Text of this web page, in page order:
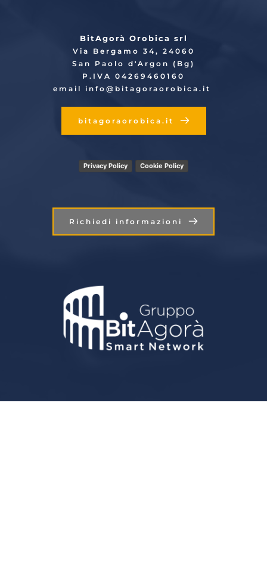
BitAgorà Orobica srl
Via Bergamo 34, 24060
San Paolo d'Argon (Bg)
P.IVA 04269460160
email info @bitagoraorobica.it
bitagoraorobica.it
Privacy Policy Cookie Policy
Richiedi informazioni